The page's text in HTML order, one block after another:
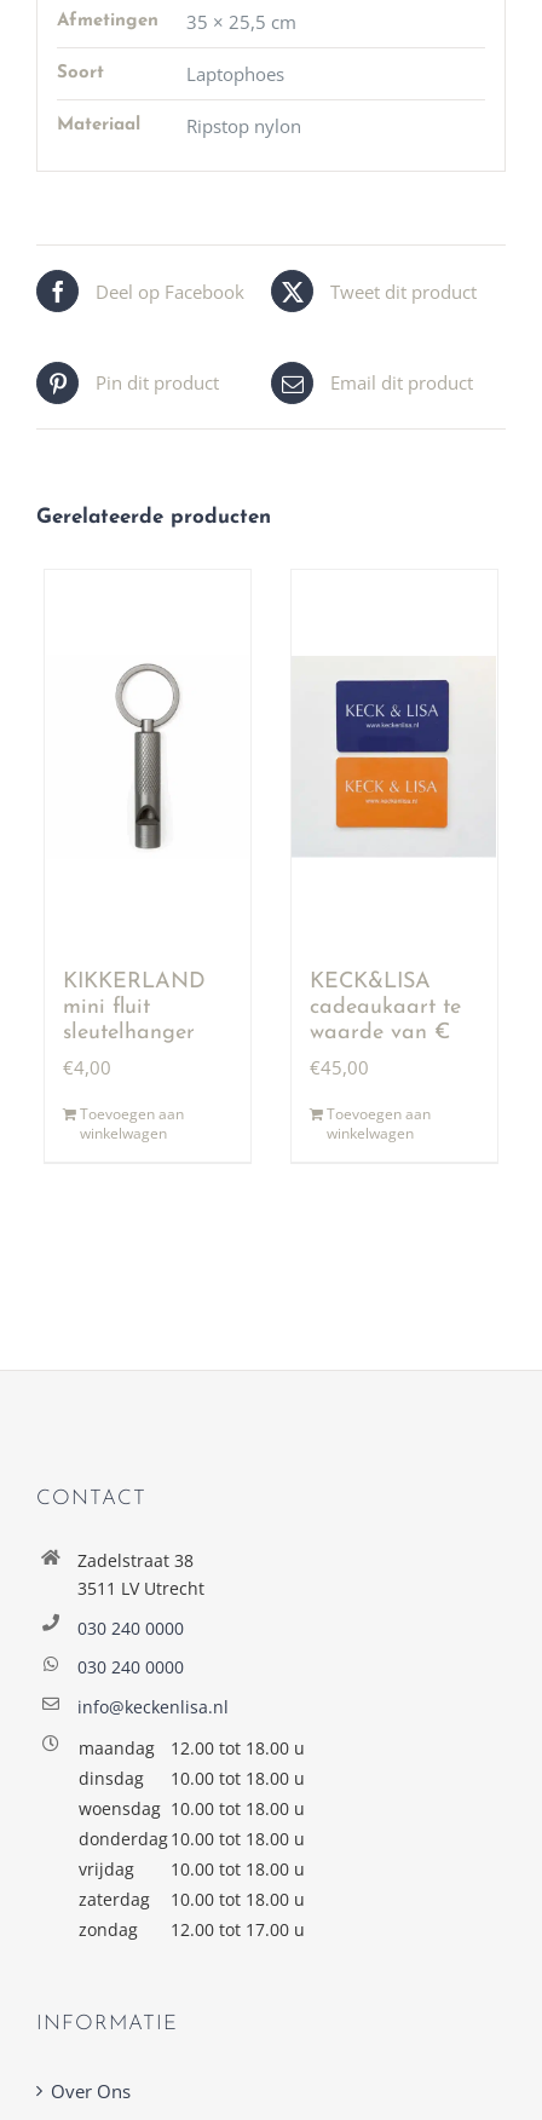
Afmetingen 35 × 25,5 cm
Soort Laptophoes
Materiaal Ripstop nylon
Deel op Facebook Tweet dit product
Pin dit product Email dit product
Gerelateerde producten
KIKKERLAND
mini fluit
sleutelhanger
€4,00
Toevoegen aan
winkelwagen
KECK&LISA
cadeaukaart te
waarde van €
50,00
€45,00
Toevoegen aan
winkelwagen
CONTACT
Zadelstraat 38
3511 LV Utrecht
030 240 0000
030 240 0000
info@keckenlisa.nl
maandag
12.00 tot 18.00 u
dinsdag
10.00 tot 18.00 u
woensdag 10.00 tot 18.00 u
donderdag10.00 tot 18.00 u
vrijdag
10.00 tot 18.00 u
zaterdag
10.00 tot 18.00 u
zondag
12.00 tot 17.00 u
INFORMATIE
Over Ons